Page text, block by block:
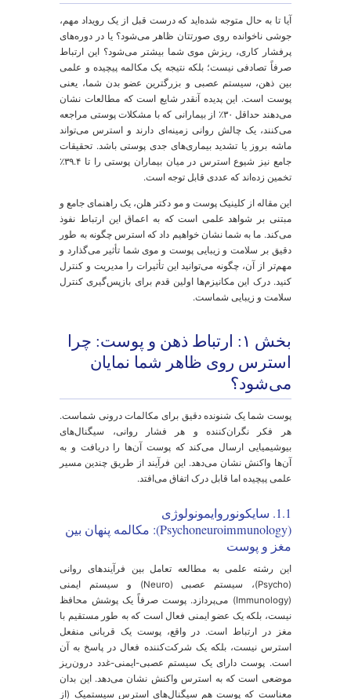
رونمایی از ارتباط پنهان
و پوست
تا به حال متوجه شده‌اید که درست قبل از یک رویداد مهم،
کاری، ریزش موی شما بیشتر می‌شود؟ این ارتباط
تصادفی نیست؛ بلکه نتیجه یک مکالمه پیچیده و علمی
ذهن، سیستم عصبی و بزرگترین عضو بدن شما، یعنی
است. این پدیده آنقدر شایع است که مطالعات نشان
می‌دهند حداقل ۳۰٪ از بیمارانی که با مشکلات پوستی مراجعه
یک چالش روانی زمینه‌ای دارند و استرس می‌تواند
جامع نیز شیوع استرس در میان بیماران پوستی را تا ۳۹.۴٪
زده‌اند که عددی قابل توجه است.
مقاله از کلینیک پوست و مو دکتر هلن، یک راهنمای جامع و
بر شواهد علمی است که به اعماق این ارتباط نفوذ
ما به شما نشان خواهیم داد که استرس چگونه به طور
بر سلامت و زیبایی پوست و موی شما تأثیر می‌گذارد و
از آن، چگونه می‌توانید این تأثیرات را مدیریت و کنترل
و زیبایی شماست.
بخش ۱: ارتباط ذهن و پوست: چرا
روی ظاهر شما نمایان
شما یک شنونده دقیق برای مکالمات درونی شماست.
فکر نگران‌کننده و هر فشار روانی، سیگنال‌های
ارسال می‌کند که پوست آن‌ها را دریافت و به